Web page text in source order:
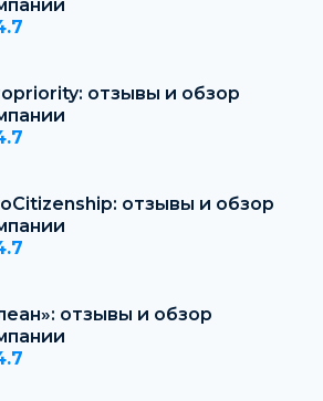
отзывы и обзор
отзывы и обзор
отзывы и обзор